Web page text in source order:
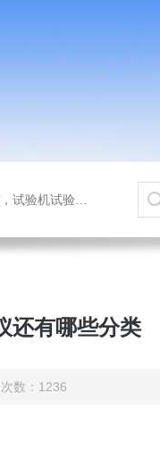
箱，整体方案
还有哪些分类
数：1236